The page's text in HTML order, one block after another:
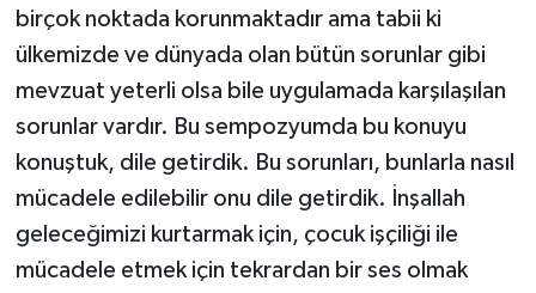
birçok noktada korunmaktadır ama tabii ki
ülkemizde ve dünyada olan bütün sorunlar gibi
mevzuat yeterli olsa bile uygulamada karşılaşılan
sorunlar vardır. Bu sempozyumda bu konuyu
konuştuk, dile getirdik. Bu sorunları, bunlarla nasıl
mücadele edilebilir onu dile getirdik. İnşallah
geleceğimizi kurtarmak için, çocuk işçiliği ile
mücadele etmek için tekrardan bir ses olmak